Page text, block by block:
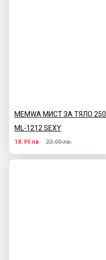
MEMWA МИСТ ЗА ТЯЛО 250
ML-1212 SEXY
18.99 лв. 23.00 лв.